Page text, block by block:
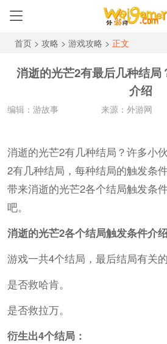
首页> 攻略 > 游戏攻略 > 正文
消逝的光芒2有最后几种结局
介绍
编辑：游故事 来源：外游网
消逝的光芒2有几种结局？许多小
2有几种结局，每种结局的触发条
带来消逝的光芒2各个结局触发条
吧。
消逝的光芒2各个结局触发条件介
游戏一共4个结局，最后结局有关
是否救哈肯。
是否救拉万。
衍生出4个结局：